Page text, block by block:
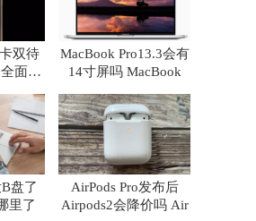
双待
面屏
MacBook Pro13.3会有
14寸屏吗 MacBook
盘了
里了
AirPods Pro发布后
Airpods2会降价吗 Air